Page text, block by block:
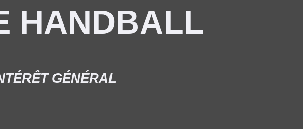
HANDBALL
GÉNÉRAL